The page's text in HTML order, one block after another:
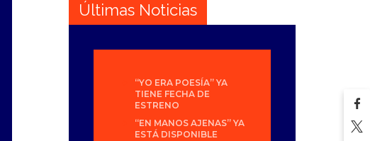
Últimas Noticias
“YO ERA POESÍA” YA
TIENE FECHA DE
ESTRENO
“EN MANOS AJENAS” YA
ESTÁ DISPONIBLE